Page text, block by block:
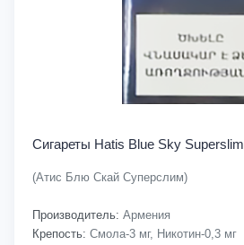
Сигареты Hatis Blue Sky Superslim
(Атис Блю Скай Суперслим)
Производитель: Армения
Крепость: Смола-3 мг, Никотин-0,3 мг